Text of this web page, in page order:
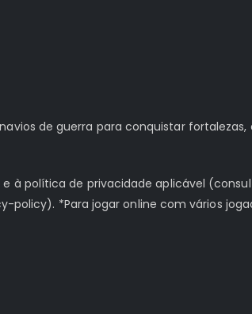
de guerra para conquistar
e à política de privacidade aplicável
*Para jogar online com vários